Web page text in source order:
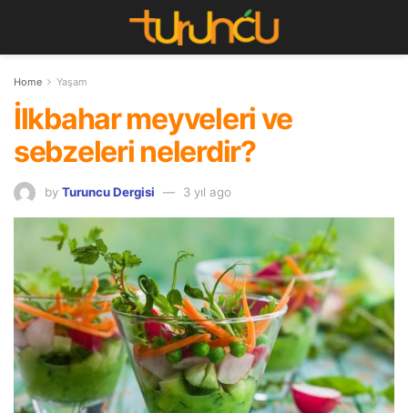
Home Yaşam
İlkbahar meyveleri ve
sebzeleri nelerdir?
by Turuncu Dergisi 3 yıl ago